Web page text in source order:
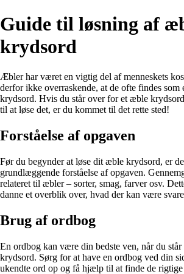
Guide til løsning af
krydsord
Æbler har været en vigtig del af menneskets
derfor ikke overraskende, at de ofte findes som
krydsord. Hvis du står over for et æble
til at løse det, er du kommet til det rette sted!
Forståelse af opgaven
Før du begynder at løse dit æble krydsord, er
grundlæggende forståelse af opgaven.
relateret til æbler – sorter, smag, farver osv.
danne et overblik over, hvad der kan være
Brug af ordbog
En ordbog kan være din bedste ven, når du
krydsord. Sørg for at have en ordbog ved din
ukendte ord op og få hjælp til at finde de rigtige